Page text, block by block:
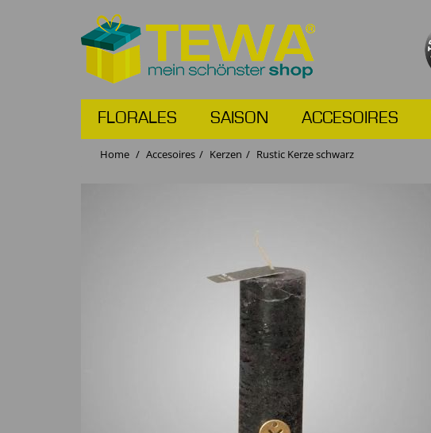
FLORALES SAISON ACCESOIRES
Home Accesoires Kerzen Rustic Kerze schwarz